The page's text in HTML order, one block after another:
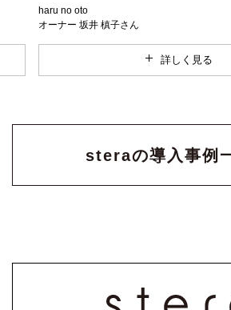
haru no oto
オーナー 坂井 槙子さん
詳しく見る
steraの導入事例